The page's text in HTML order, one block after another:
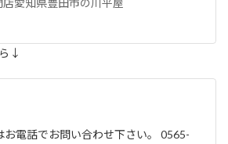
↓
電話でお問い合わせ下さい。 0565-